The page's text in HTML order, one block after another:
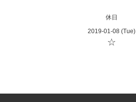
休日
2019-01-08 (Tue)
☆